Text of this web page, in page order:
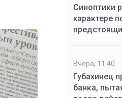
Синоптики
характере
Вчера, 11:40
Губахинец
банка,